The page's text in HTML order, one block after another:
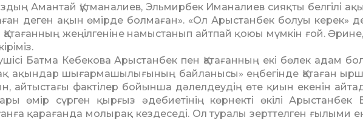
Аман­тай Құтманалиев, Эльмирбек Иманалиев сияқты белгілі
деген ақын өмірде болмаған». «Ол Арыстанбек болуы керек»
жеңілгеніне намыстанып айт­пай қоюы мүмкін ғой. Әрине,
Батма Ке­бекова Арыстанбек пен Қата­ған­ның екі бөлек адам
ақындар шы­ғармашылығының байланысы» еңбегінде Қатаған
ай­тыс­тағы фактілер бойынша дә­лел­­деудің өте қиын екенін
өмір сүрген қыр­ғыз әдебиетінің көрнекті өкілі Арыс­танбек
қарағанда молы­рақ кездеседі. Ол туралы зерттелген ғылыми